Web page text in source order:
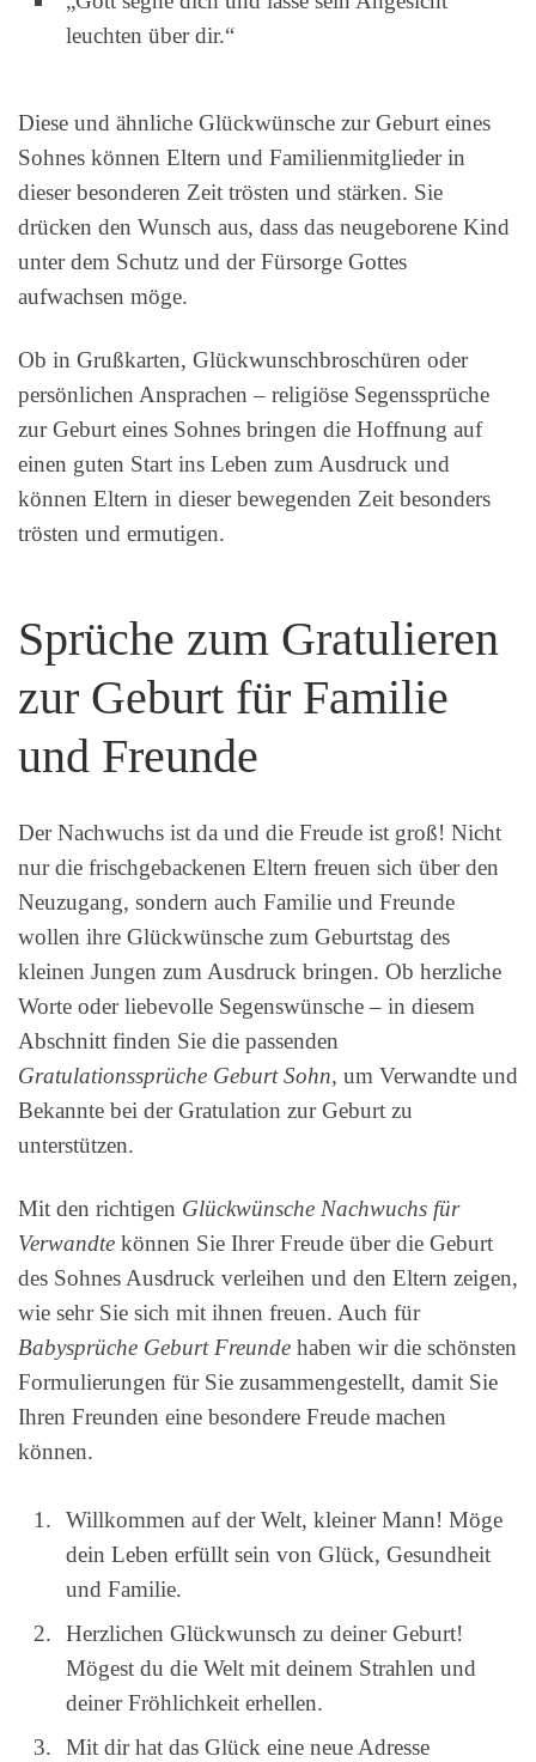
leuchten über dir.“
Diese und ähnliche Glückwünsche zur Geburt eines
Sohnes können Eltern und Familienmitglieder in
dieser besonderen Zeit trösten und stärken. Sie
drücken den Wunsch aus, dass das neugeborene Kind
unter dem Schutz und der Fürsorge Gottes
aufwachsen möge.
Ob in Grußkarten, Glückwunschbroschüren oder
persönlichen Ansprachen – religiöse Segenssprüche
zur Geburt eines Sohnes bringen die Hoffnung auf
einen guten Start ins Leben zum Ausdruck und
können Eltern in dieser bewegenden Zeit besonders
trösten und ermutigen.
Sprüche zum Gratulieren
zur Geburt für Familie
und Freunde
Der Nachwuchs ist da und die Freude ist groß! Nicht
nur die frischgebackenen Eltern freuen sich über den
Neuzugang, sondern auch Familie und Freunde
wollen ihre Glückwünsche zum Geburtstag des
kleinen Jungen zum Ausdruck bringen. Ob herzliche
Worte oder liebevolle Segenswünsche – in diesem
Abschnitt finden Sie die passenden
Gratulationssprüche Geburt Sohn, um Verwandte und
Bekannte bei der Gratulation zur Geburt zu
unterstützen.
Mit den richtigen Glückwünsche Nachwuchs für
Verwandte können Sie Ihrer Freude über die Geburt
des Sohnes Ausdruck verleihen und den Eltern zeigen,
wie sehr Sie sich mit ihnen freuen. Auch für
Babysprüche Geburt Freunde haben wir die schönsten
Formulierungen für Sie zusammengestellt, damit Sie
Ihren Freunden eine besondere Freude machen
können.
Willkommen auf der Welt, kleiner Mann! Möge
dein Leben erfüllt sein von Glück, Gesundheit
und Familie.
Herzlichen Glückwunsch zu deiner Geburt!
Mögest du die Welt mit deinem Strahlen und
deiner Fröhlichkeit erhellen.
Mit dir hat das Glück eine neue Adresse